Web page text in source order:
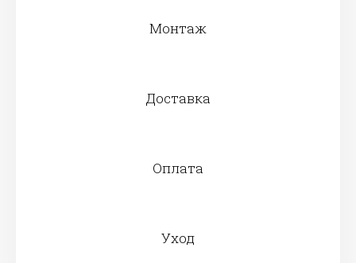
Монтаж
Доставка
Оплата
Уход